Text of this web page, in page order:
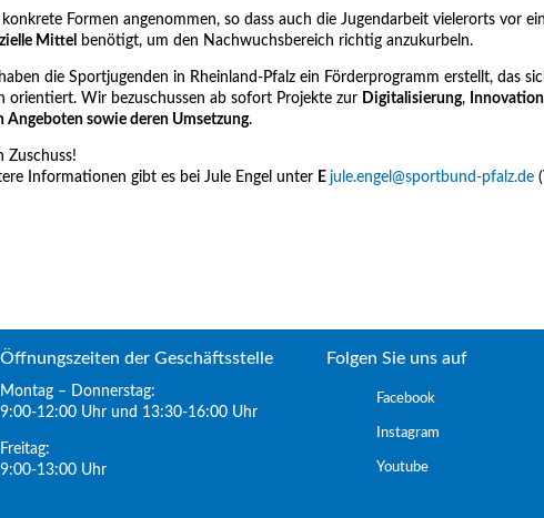
Formen angenommen, so dass auch die Jugendarbeit vielerorts vor
Mittel benötigt, um den Nachwuchsbereich richtig anzukurbeln.
haben die Sportjugenden in Rheinland-Pfalz ein Förderprogramm erstellt, das
orientiert. Wir bezuschussen ab sofort Projekte zur Digitalisierung, Innovation
sowie deren Umsetzung.
Zuschuss!
Informationen gibt es bei Jule Engel unter E jule.engel@sportbund-pfalz.de (
Öffnungszeiten der Geschäftsstelle
Montag – Donnerstag:
9:00-12:00 Uhr und 13:30-16:00 Uhr
Freitag:
9:00-13:00 Uhr
Folgen Sie uns auf
Facebook
Instagram
Youtube